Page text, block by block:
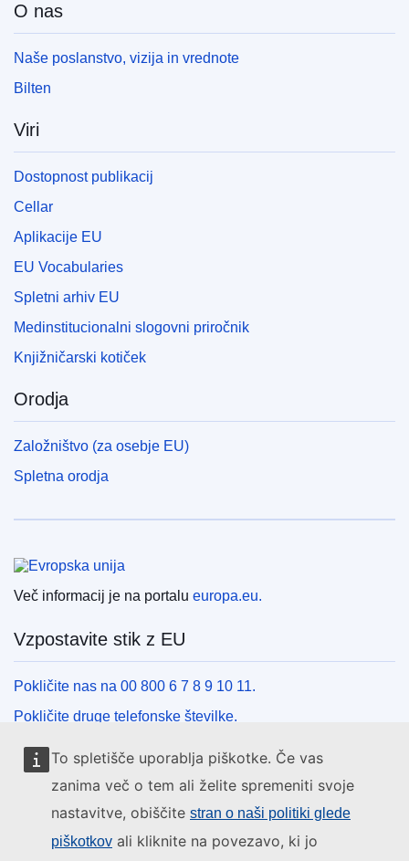
To spletišče uporablja piškotke. Če vas
zanima več o tem ali želite spremeniti svoje
nastavitve, obiščite stran o naši politiki glede
piškotkov ali kliknite na povezavo, ki jo
O nas
Naše poslanstvo, vizija in vrednote
Bilten
Viri
Dostopnost publikacij
Cellar
Aplikacije EU
EU Vocabularies
Spletni arhiv EU
Medinstitucionalni slogovni priročnik
Knjižničarski kotiček
Orodja
Založništvo (za osebje EU)
Spletna orodja
Evropska unija
Več informacij je na portalu europa.eu.
Vzpostavite stik z EU
Pokličite nas na 00 800 6 7 8 9 10 11.
Pokličite druge telefonske številke.
Pišite nam s kontaktnim obrazcem.
Obiščite nas v enem od centrov EU.